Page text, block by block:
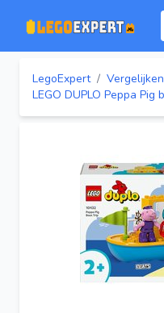
LegoExpert / Vergelijken
LEGO DUPLO Peppa